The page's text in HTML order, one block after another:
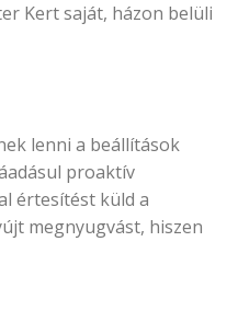
Kert saját, házon belüli
lenni a beállítások
proaktív
értesítést küld a
megnyugvást, hiszen